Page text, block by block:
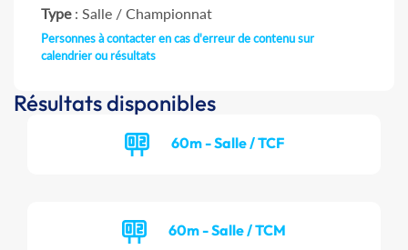
Type: Salle / Championnat
Personnes à contacter en cas d'erreur de contenu sur
calendrier ou résultats
Résultats disponibles
60m - Salle / TCF
60m - Salle / TCM